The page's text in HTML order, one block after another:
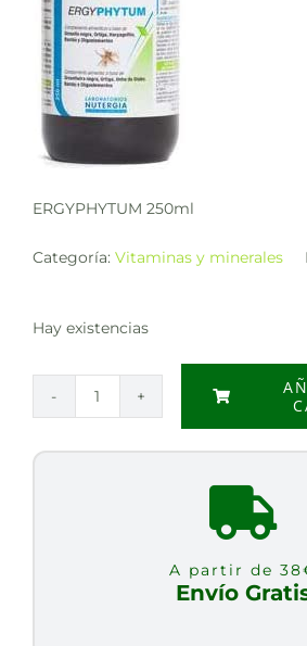
ERGYPHYTUM 250ml
Categoría: Vitaminas y minerales
Hay existencias
ERGYPHYTUM
A partir de
Envío